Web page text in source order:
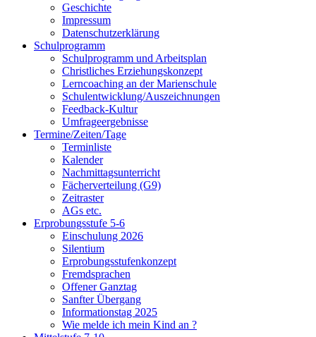
Geschichte
Impressum
Datenschutzerklärung
Schulprogramm
Schulprogramm und Arbeitsplan
Christliches Erziehungskonzept
Lerncoaching an der Marienschule
Schulentwicklung/Auszeichnungen
Feedback-Kultur
Umfrageergebnisse
Termine/Zeiten/Tage
Terminliste
Kalender
Nachmittagsunterricht
Fächerverteilung (G9)
Zeitraster
AGs etc.
Erprobungsstufe 5-6
Einschulung 2026
Silentium
Erprobungsstufenkonzept
Fremdsprachen
Offener Ganztag
Sanfter Übergang
Informationstag 2025
Wie melde ich mein Kind an ?